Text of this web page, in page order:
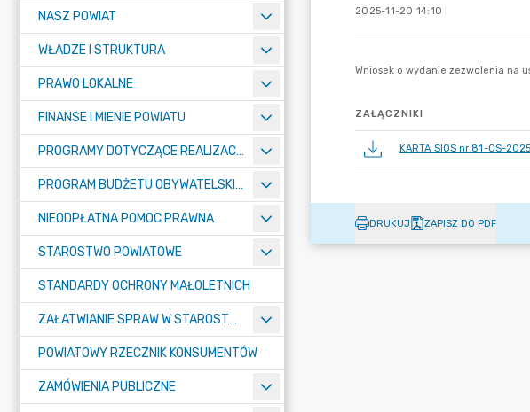
NASZ POWIAT
WŁADZE I STRUKTURA
PRAWO LOKALNE
FINANSE I MIENIE POWIATU
PROGRAMY DOTYCZĄCE REALIZACJI ZADAŃ PUBLICZNYCH
PROGRAM BUDŻETU OBYWATELSKIEGO POWIATU BYDGOSKIEGO
NIEODPŁATNA POMOC PRAWNA
STAROSTWO POWIATOWE
STANDARDY OCHRONY MAŁOLETNICH
ZAŁATWIANIE SPRAW W STAROSTWIE
POWIATOWY RZECZNIK KONSUMENTÓW
ZAMÓWIENIA PUBLICZNE
2025-11-20 14:10
ZAŁĄCZNIKI
KARTA SIOS nr 81-OS-
DRUKUJ ZAPISZ DO PDF